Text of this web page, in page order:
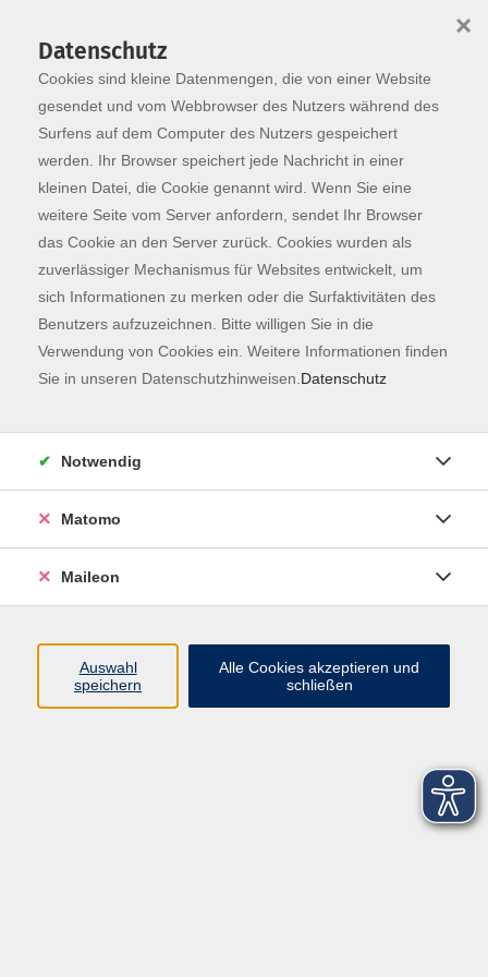
Skip to main content
You are here:
Programm
Der Kurs konnte nicht gefunden werden.
Kontaktformular
Impressum
AGB
Datenschutzerklärung
Datenschutz
Cookies sind kleine Datenmengen, die von einer Website
gesendet und vom Webbrowser des Nutzers während des
Surfens auf dem Computer des Nutzers gespeichert
werden. Ihr Browser speichert jede Nachricht in einer
kleinen Datei, die Cookie genannt wird. Wenn Sie eine
weitere Seite vom Server anfordern, sendet Ihr Browser
das Cookie an den Server zurück. Cookies wurden als
zuverlässiger Mechanismus für Websites entwickelt, um
sich Informationen zu merken oder die Surfaktivitäten des
Benutzers aufzuzeichnen. Bitte willigen Sie in die
Verwendung von Cookies ein. Weitere Informationen finden
Sie in unseren Datenschutzhinweisen. Datenschutz
×
Notwendig
Matomo
Maileon
Auswahl
speichern
Alle Cookies akzeptieren und
schließen